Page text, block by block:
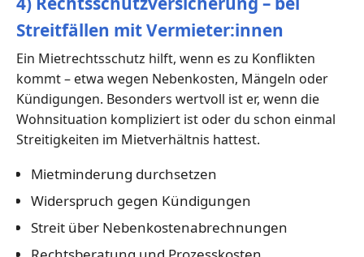
Streitfällen mit Vermieter:innen
Ein Mietrechtsschutz hilft, wenn es zu Konflikten
kommt – etwa wegen Nebenkosten, Mängeln oder
Kündigungen. Besonders wertvoll ist er, wenn die
Wohnsituation kompliziert ist oder du schon einmal
Streitigkeiten im Mietverhältnis hattest.
Mietminderung durchsetzen
Widerspruch gegen Kündigungen
Streit über Nebenkostenabrechnungen